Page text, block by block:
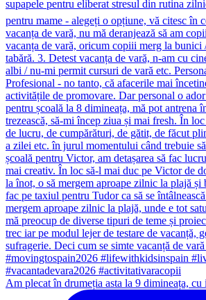
Am plecat în drumeția asta la 9 dimineața, cu